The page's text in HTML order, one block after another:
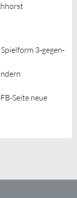
3-gegen-
Seite neue